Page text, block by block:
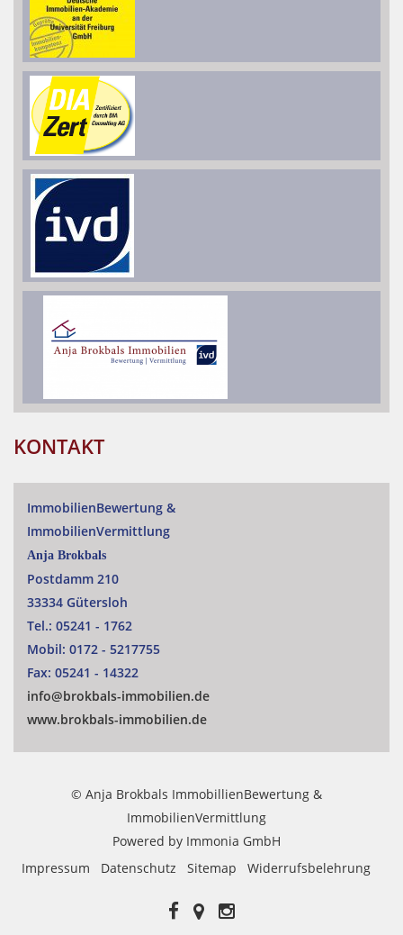
KONTAKT
ImmobilienBewertung &
ImmobilienVermittlung
Anja Brokbals
Postdamm 210
33334 Gütersloh
Tel.: 05241 - 1762
Mobil: 0172 - 5217755
Fax: 05241 - 14322
info@brokbals-immobilien.de
www.brokbals-immobilien.de
© Anja Brokbals ImmobillienBewertung &
ImmobilienVermittlung
Powered by Immonia GmbH
Impressum
Datenschutz Sitemap Widerrufsbelehrung